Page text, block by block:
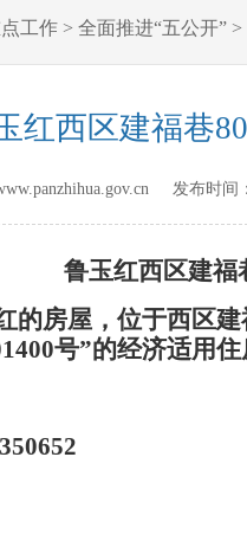
工作 > 全面推进“五公开” >
红西区建福巷
发布时间
鲁玉红西区建福
的房屋，位于西区
号”的经济适用
3350652